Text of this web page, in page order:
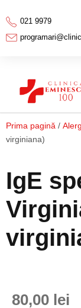
021 9979
Prima pagină /
virginiana)
IgE
80,00 lei